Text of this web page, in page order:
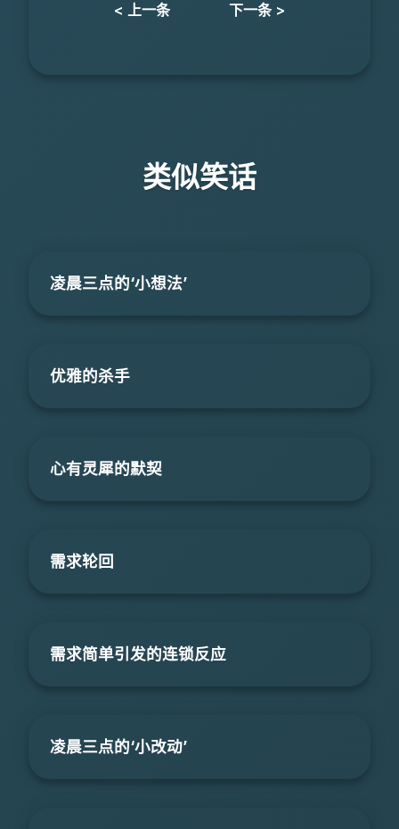
< 上一条 下一条 >
类似笑话
凌晨三点的‘小想法’
优雅的杀手
心有灵犀的默契
需求轮回
需求简单引发的连锁反应
凌晨三点的‘小改动’